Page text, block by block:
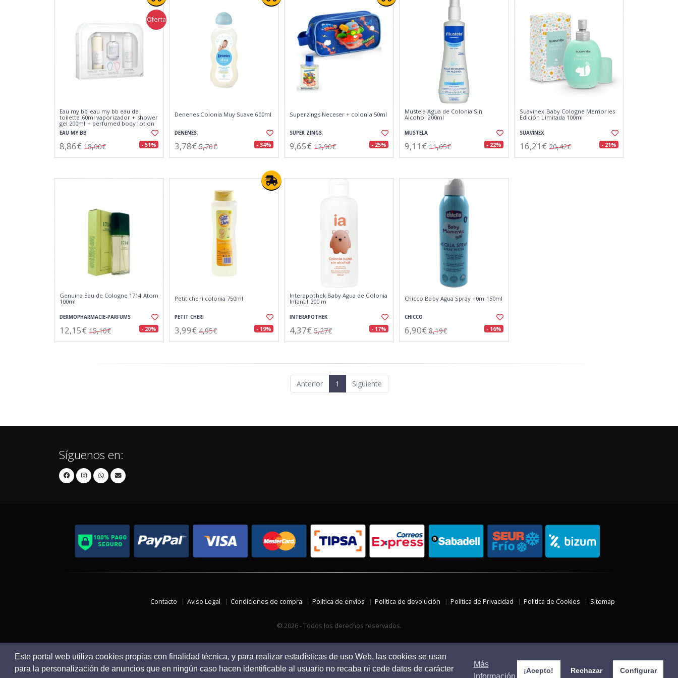
Este portal web utiliza cookies propias con finalidad técnica, y para realizar estadísticas de uso Web, las cookies se usan
para la personalización de anuncios que en ningún caso hacen identificable al usuario no recaba ni cede datos de carácter
Más
Información
¡Acepto! Rechazar Configurar
Oferta
Eau my bb eau my bb eau de
toilette 60ml vaporizador + shower
gel 200ml + perfumed body lotion
200ml
EAU MY BB
8,86€ 18,00€ - 51%
Denenes Colonia Muy Suave 600ml
DENENES
3,78€ 5,70€ - 34%
Superzings Neceser + colonia 50ml
SUPER ZINGS
9,65€ 12,90€ - 25%
Mustela Agua de Colonia Sin
Alcohol 200ml
MUSTELA
9,11€ 11,65€ - 22%
Suavinex Baby Cologne Memories
Edición Limitada 100ml
SUAVINEX
16,21€ 20,42€ - 21%
Genuina Eau de Cologne 1714 Atom
100ml
DERMOPHARMACIE-PARFUMS
12,15€ 15,10€ - 20%
Petit cheri colonia 750ml
PETIT CHERI
3,99€ 4,95€ - 19%
Interapothek Baby Agua de Colonia
Infantil 200 m
INTERAPOTHEK
4,37€ 5,27€ - 17%
Chicco Baby Agua Spray +0m 150ml
CHICCO
6,90€ 8,19€ - 16%
Anterior 1 Siguiente
Síguenos en:
Contacto Aviso Legal Condiciones de compra Política de envíos Política de devolución Política de Privacidad Política de Cookies Sitemap
© 2026 - Todos los derechos reservados.